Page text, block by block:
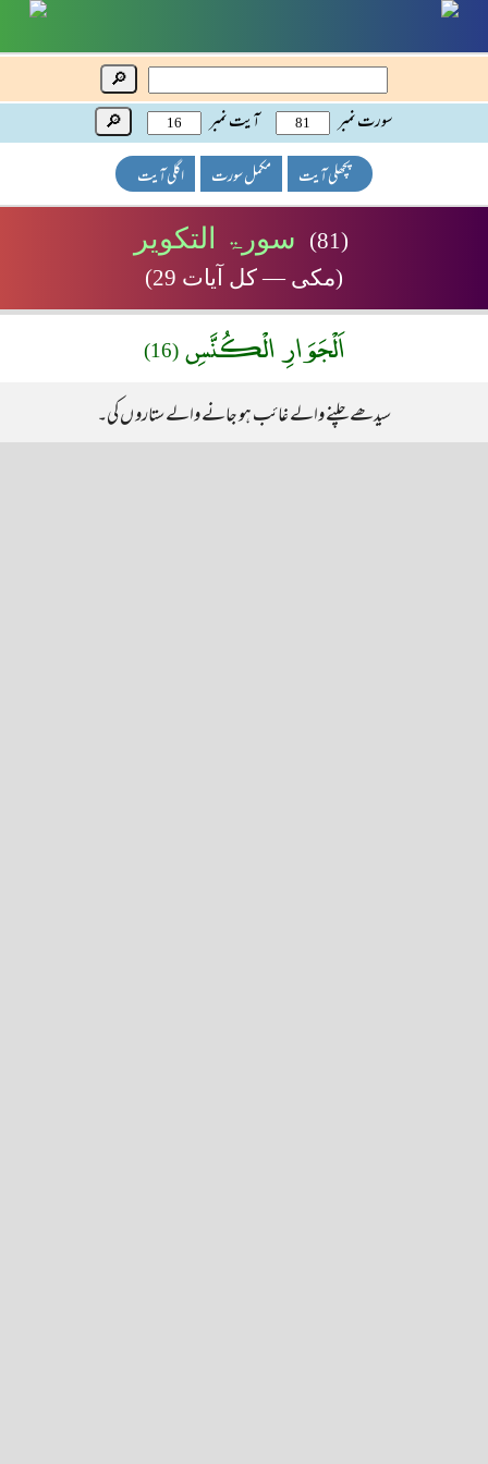
🔎
سورت نمبر آیت نمبر 🔎
پچھلی آیت مکمل سورت اگلی آیت
(81) سورۃ التکویر
(مکی — کل آیات 29)
اَلْجَوَارِ الْكُنَّسِ (16)
سیدھے چلنے والے غائب ہو جانے والے ستارو ں کی۔